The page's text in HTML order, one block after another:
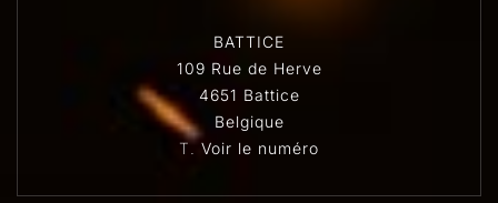
BATTICE
109 Rue de Herve
4651 Battice
Belgique
T. Voir le numéro